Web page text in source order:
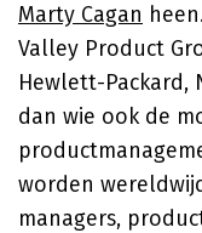
Marty Cagan
Valley Product
Hewlett-Packard,
dan wie ook de
worden
managers,